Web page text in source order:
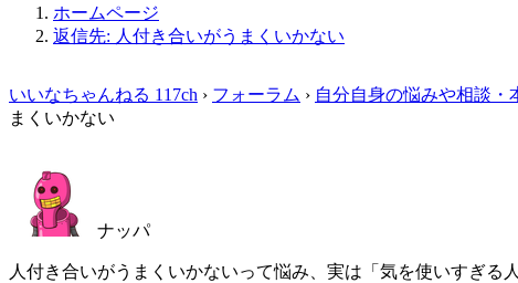
ホームページ
返信先: 人付き合いがうまくいかない
いいなちゃんねる 117ch › フォーラム › 自分自身の悩みや相談・
まくいかない
ナッパ
人付き合いがうまくいかないって悩み、実は「気を使いすぎ